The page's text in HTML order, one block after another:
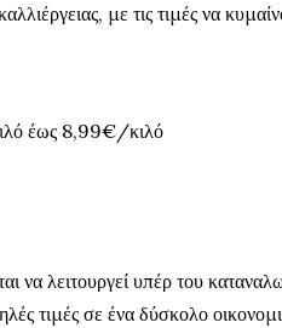
με τις τιμές να
έως 8,99€/κιλό
να λειτουργεί υπέρ του
τιμές σε ένα δύσκολο